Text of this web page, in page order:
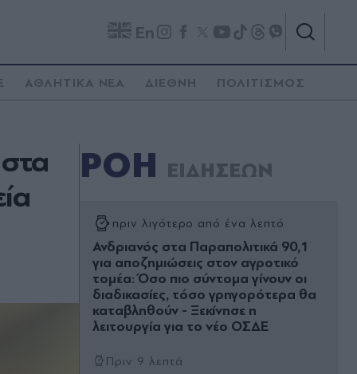
En
ΑΘΛΗΤΙΚΑ ΝΕΑ ΔΙΕΘΝΗ ΠΟΛΙΤΙΣΜΟΣ
ΡΟΗ ΕΙΔΗΣΕΩΝ
πριν λιγότερο από ένα λεπτό
Ανδριανός στα Παραπολιτικά 90,1
για αποζημιώσεις στον αγροτικό
τομέα: Όσο πιο σύντομα γίνουν οι
διαδικασίες, τόσο γρηγορότερα θα
καταβληθούν - Ξεκίνησε η
λειτουργία για το νέο ΟΣΔΕ
Πριν 9 λεπτά